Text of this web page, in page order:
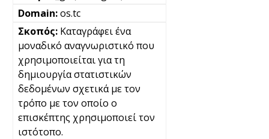
os.tc
Καταγράφει ένα
μοναδικό αναγνωριστικό που
χρησιμοποιείται για τη
δημιουργία στατιστικών
δεδομένων σχετικά με τον
τρόπο με τον οποίο ο
επισκέπτης χρησιμοποιεί τον
ιστότοπο.